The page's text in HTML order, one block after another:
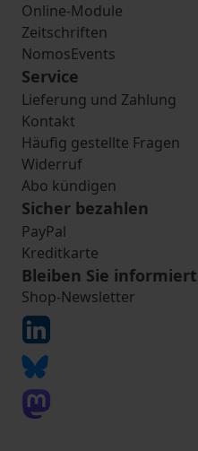
Online-Module
Zeitschriften
NomosEvents
Service
Lieferung und Zahlung
Kontakt
Häufig gestellte Fragen
Widerruf
Abo kündigen
Sicher bezahlen
PayPal
Kreditkarte
Bleiben Sie informiert
Shop-Newsletter